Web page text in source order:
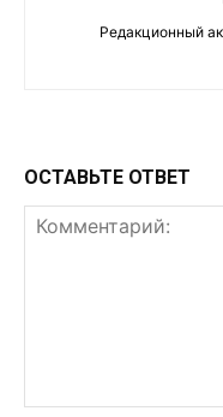
Редакционный
ОСТАВЬТЕ ОТВЕТ